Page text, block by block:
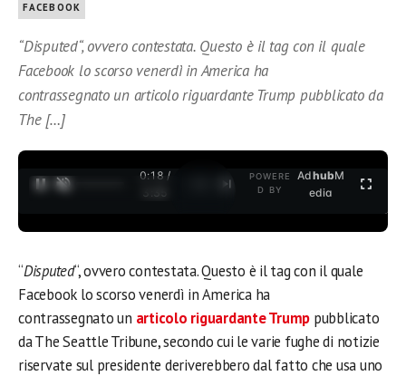
FACEBOOK
“Disputed“, ovvero contestata. Questo è il tag con il quale
Facebook lo scorso venerdì in America ha
contrassegnato un articolo riguardante Trump pubblicato da
The […]
0:18 /
3:35
POWERE
D BY
AdhubM
edia
“Disputed“, ovvero contestata. Questo è il tag con il quale
Facebook lo scorso venerdì in America ha
contrassegnato un articolo riguardante Trump pubblicato
da The Seattle Tribune, secondo cui le varie fughe di notizie
riservate sul presidente deriverebbero dal fatto che usa uno